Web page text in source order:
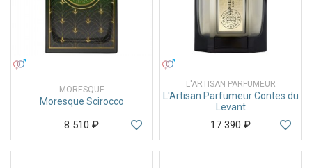
MORESQUE
Moresque Scirocco
8 510 ₽
L'ARTISAN PARFUMEUR
L'Artisan Parfumeur Contes du
Levant
17 390 ₽